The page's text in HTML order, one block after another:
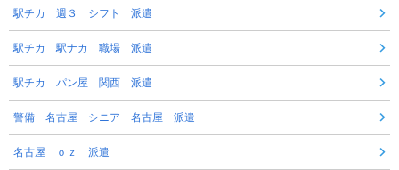
駅チカ 週３ シフト 派遣
駅チカ 駅ナカ 職場 派遣
駅チカ パン屋 関西 派遣
警備 名古屋 シニア 名古屋 派遣
名古屋 ｏｚ 派遣